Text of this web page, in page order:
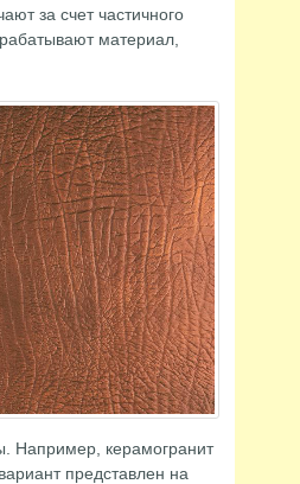
за счет частичного
материал,
Например, керамогранит
представлен на